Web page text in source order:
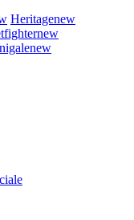
Heritagenew
new
new